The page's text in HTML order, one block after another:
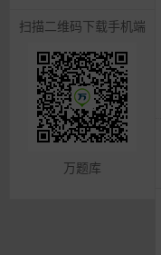
扫描二维码下载手机端
万题库